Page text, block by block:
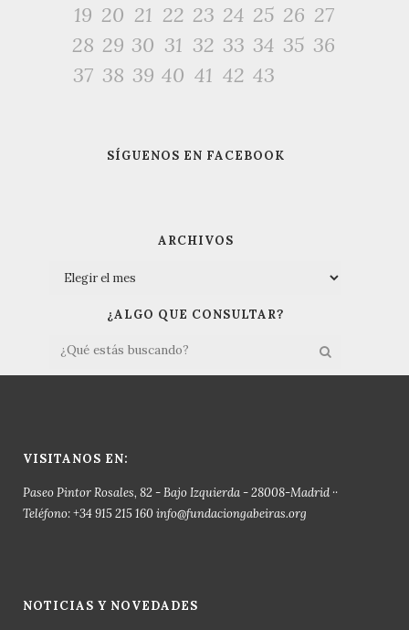
19 20 21 22 23 24 25 26 27
28 29 30 31 32 33 34 35 36
37 38 39 40 41 42 43
SÍGUENOS EN FACEBOOK
ARCHIVOS
¿ALGO QUE CONSULTAR?
VISITANOS EN:
Paseo Pintor Rosales, 82 - Bajo Izquierda - 28008-Madrid ··
Teléfono: +34 915 215 160 info@fundaciongabeiras.org
NOTICIAS Y NOVEDADES